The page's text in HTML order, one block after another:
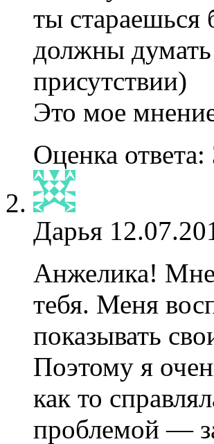
ты
должны
присутствии)
Это мое
Оценка ответа:
Дарья
Анжелика! Мне
тебя. Меня
показывать
Поэтому я
как то
проблемой —